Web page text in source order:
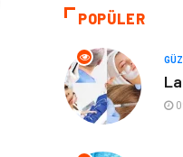
Anne Çocuk
Organizasyon
POPÜLER